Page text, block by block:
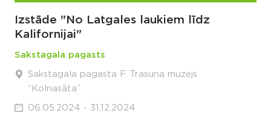
Izstāde "No Latgales laukiem līdz
Kalifornijai"
Sakstagala pagasts
Sakstagala pagasta F. Trasuna muzejs
“Kolnasāta”
06.05.2024 - 31.12.2024